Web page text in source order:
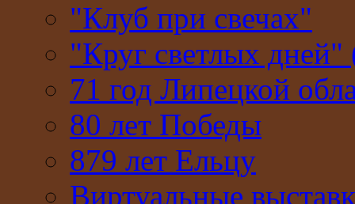
"Клуб при свечах"
"Круг светлых
71 год Липецкой
80 лет Победы
879 лет Ельцу
Виртуальные